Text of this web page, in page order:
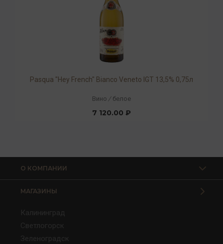
Pasqua "Hey French" Bianco Veneto IGT 13,5% 0,75л
Вино / белое
7 120.00 ₽
О КОМПАНИИ
МАГАЗИНЫ
Калининград
Светлогорск
Зеленоградск